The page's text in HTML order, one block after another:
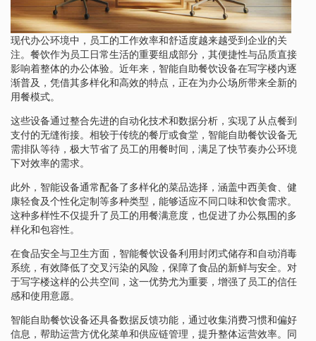
现代办公环境中，员工的工作效率和舒适度越来越受到企业的关
注。餐饮作为员工日常生活的重要组成部分，其便捷性与品质直接
影响着整体的办公体验。近年来，智能自助餐饮设备在写字楼内逐
渐普及，凭借其多样化和高效的特点，正在为办公场所带来全新的
用餐模式。
这些设备通过整合先进的自动化技术和数据分析，实现了从点餐到
支付的无缝衔接。相较于传统的餐厅或食堂，智能自助餐饮设备无
需排队等待，极大节省了员工的用餐时间，满足了快节奏办公环境
下对效率的需求。
此外，智能设备通常配备了多样化的菜品选择，涵盖中西美食、健
康轻食及个性化定制等多种类型，能够适应不同口味和饮食需求。
这种多样性不仅提升了员工的用餐满意度，也促进了办公氛围的多
样化和包容性。
在食品安全与卫生方面，智能餐饮设备利用封闭式储存和自动消毒
系统，有效降低了交叉污染的风险，保障了食品的新鲜与安全。对
于写字楼这样的公共空间，这一优势尤为重要，增强了员工的信任
感和使用意愿。
智能自助餐饮设备还具备数据反馈功能，通过收集消费习惯和偏好
信息，帮助运营方优化菜单和供应链管理，提升整体运营效率。同